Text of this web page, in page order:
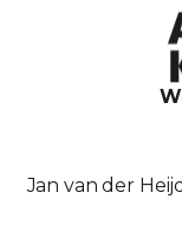
Jan van der